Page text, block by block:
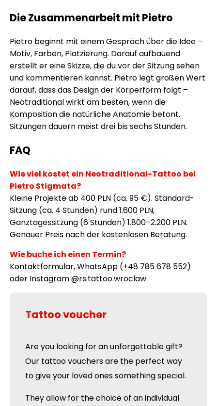
Die Zusammenarbeit mit Pietro
Pietro beginnt mit einem Gespräch über die Idee –
Motiv, Farben, Platzierung. Darauf aufbauend
erstellt er eine Skizze, die du vor der Sitzung sehen
und kommentieren kannst. Pietro legt großen Wert
darauf, dass das Design der Körperform folgt –
Neotraditional wirkt am besten, wenn die
Komposition die natürliche Anatomie betont.
Sitzungen dauern meist drei bis sechs Stunden.
FAQ
Wie viel kostet ein Neotraditional-Tattoo bei
Pietro Stigmata?
Kleine Projekte ab 400 PLN (ca. 95 €). Standard-
Sitzung (ca. 4 Stunden) rund 1.600 PLN,
Ganztagessitzung (6 Stunden) 1.800–2.200 PLN.
Genauer Preis nach der kostenlosen Beratung.
Wie buche ich einen Termin?
Kontaktformular, WhatsApp (+48 785 678 552)
oder Instagram @rs.tattoo.wroclaw.
Tattoo voucher
Are you looking for an unforgettable gift?
Our tattoo vouchers are the perfect way
to give your loved ones something special.
They allow for the choice of an individual